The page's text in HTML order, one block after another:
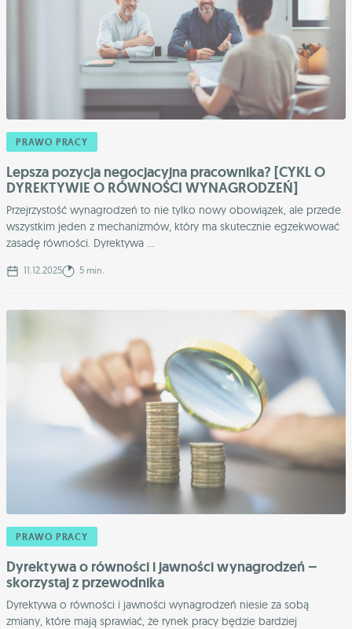
PRAWO PRACY
Lepsza pozycja negocjacyjna pracownika? [CYKL O
DYREKTYWIE O RÓWNOŚCI WYNAGRODZEŃ]
Przejrzystość wynagrodzeń to nie tylko nowy obowiązek, ale przede
wszystkim jeden z mechanizmów, który ma skutecznie egzekwować
zasadę równości. Dyrektywa ...
11.12.2025 5 min.
PRAWO PRACY
Dyrektywa o równości i jawności wynagrodzeń –
skorzystaj z przewodnika
Dyrektywa o równości i jawności wynagrodzeń niesie za sobą
zmiany, które mają sprawiać, że rynek pracy będzie bardziej